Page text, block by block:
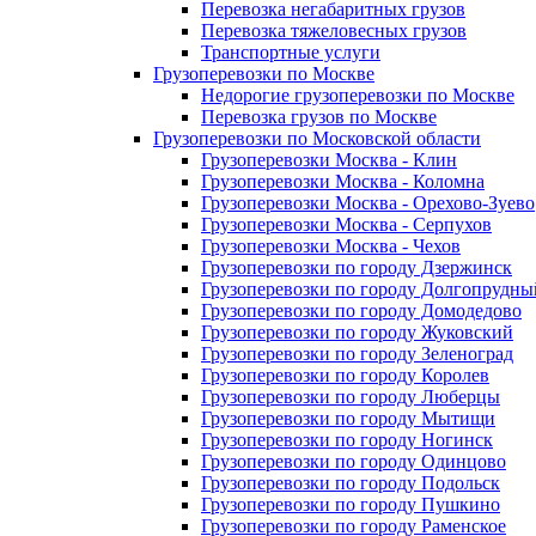
Перевозка негабаритных грузов
Перевозка тяжеловесных грузов
Транспортные услуги
Грузоперевозки по Москве
Недорогие грузоперевозки по Москве
Перевозка грузов по Москве
Грузоперевозки по Московской области
Грузоперевозки Москва - Клин
Грузоперевозки Москва - Коломна
Грузоперевозки Москва - Орехово-Зуево
Грузоперевозки Москва - Серпухов
Грузоперевозки Москва - Чехов
Грузоперевозки по городу Дзержинск
Грузоперевозки по городу
Грузоперевозки по городу Домодедово
Грузоперевозки по городу Жуковский
Грузоперевозки по городу Зеленоград
Грузоперевозки по городу Королев
Грузоперевозки по городу Люберцы
Грузоперевозки по городу Мытищи
Грузоперевозки по городу Ногинск
Грузоперевозки по городу Одинцово
Грузоперевозки по городу Подольск
Грузоперевозки по городу Пушкино
Грузоперевозки по городу Раменское